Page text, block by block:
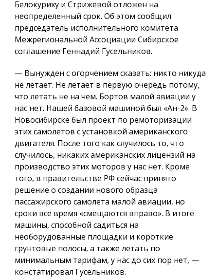
Белокуриху и Стрижевой отложен на
неопределенный срок. Об этом сообщил
председатель исполнительного комитета
Межрегиональной Ассоциации Сибирское
соглашение Геннадий Гусельников.
— Вынужден с огорчением сказать: никто никуда
не летает. Не летает в первую очередь потому,
что летать не на чем. Бортов малой авиации у
нас нет. Нашей базовой машиной был «Ан-2». В
Новосибирске был проект по ремоторизации
этих самолетов с установкой американского
двигателя. После того как случилось то, что
случилось, никаких американских лицензий на
производство этих моторов у нас нет. Кроме
того, в правительстве РФ сейчас принято
решение о создании нового образца
пассажирского самолета малой авиации, но
сроки все время «смещаются вправо». В итоге
машины, способной садиться на
необорудованные площадки и короткие
грунтовые полосы, а также летать по
минимальным тарифам, у нас до сих пор нет, —
констатировал Гусельников.